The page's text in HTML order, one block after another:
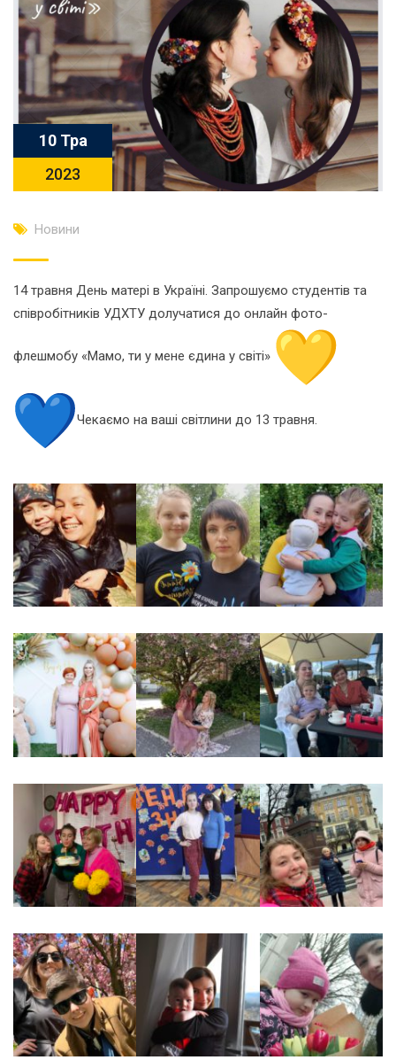
10 Тра
2023
Новини
14 травня День матері в Україні. Запрошуємо студентів та
співробітників УДХТУ долучатися до онлайн фото-
флешмобу «Мамо, ти у мене єдина у світі»
Чекаємо на ваші світлини до 13 травня.